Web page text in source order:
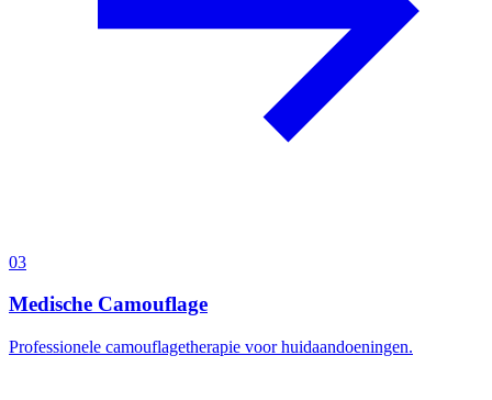
03
Medische Camouflage
Professionele camouflagetherapie voor huidaandoeningen.